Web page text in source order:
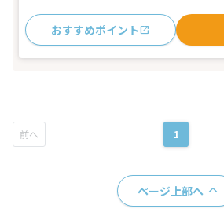
おすすめポイント
1
ページ上部へ